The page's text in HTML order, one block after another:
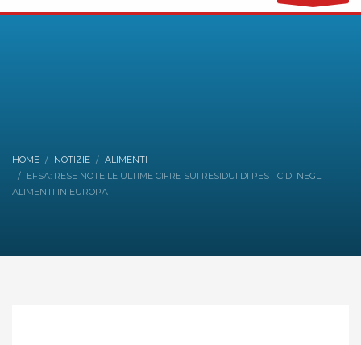
HOME NOTIZIE
ALIMENTI
EFSA: RESE NOTE LE ULTIME CIFRE SUI RESIDUI DI PESTICIDI NEGLI
ALIMENTI IN EUROPA